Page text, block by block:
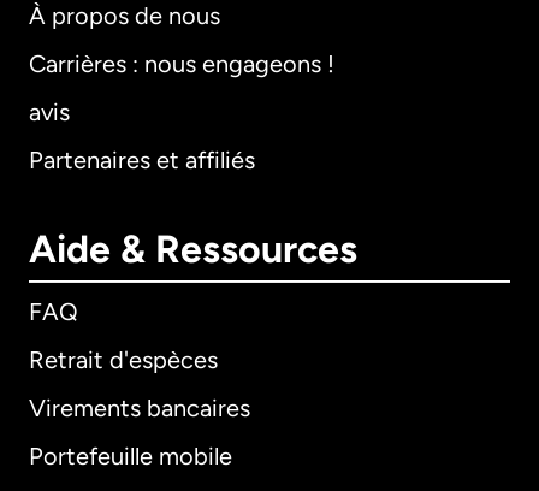
À propos de nous
Carrières : nous engageons !
avis
Partenaires et affiliés
Aide & Ressources
FAQ
Retrait d'espèces
Virements bancaires
Portefeuille mobile